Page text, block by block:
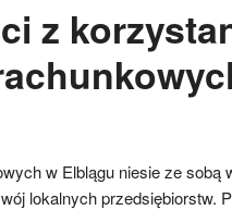
z
w Elblągu niesie ze sobą
lokalnych przedsiębiorstw.